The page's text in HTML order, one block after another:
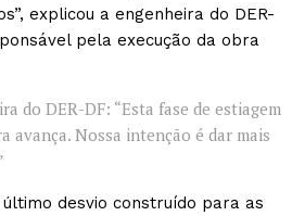
explicou a engenheira do DER-
pela execução da obra
do DER-DF: “Esta fase de estiagem
avança. Nossa intenção é dar mais
desvio construído para as